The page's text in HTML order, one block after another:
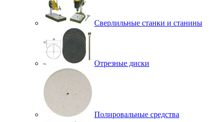
Сверлильные станки и станины
Отрезные диски
Полировальные средства